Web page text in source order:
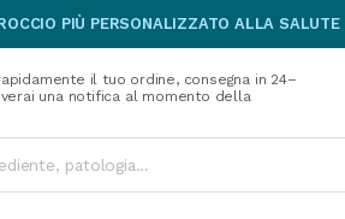
PIÙ PERSONALIZZATO ALLA SALUTE
il tuo ordine, consegna in 24–
una notifica al momento della